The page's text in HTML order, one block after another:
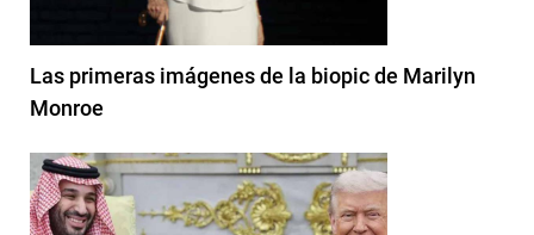
Las primeras imágenes de la biopic de Marilyn
Monroe